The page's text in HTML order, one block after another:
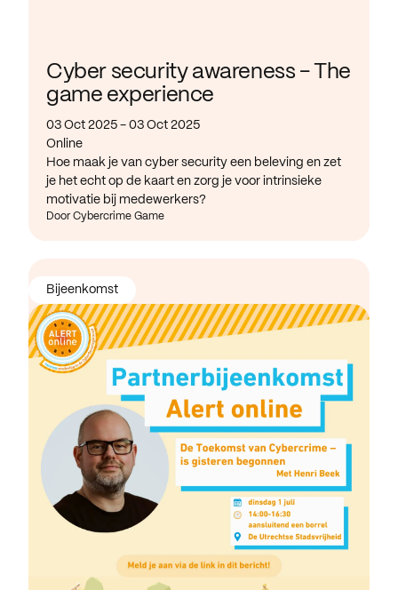
Cyber security awareness - The
game experience
03 Oct 2025 - 03 Oct 2025
Online
Hoe maak je van cyber security een beleving en zet
je het echt op de kaart en zorg je voor intrinsieke
motivatie bij medewerkers?
Door Cybercrime Game
Bijeenkomst